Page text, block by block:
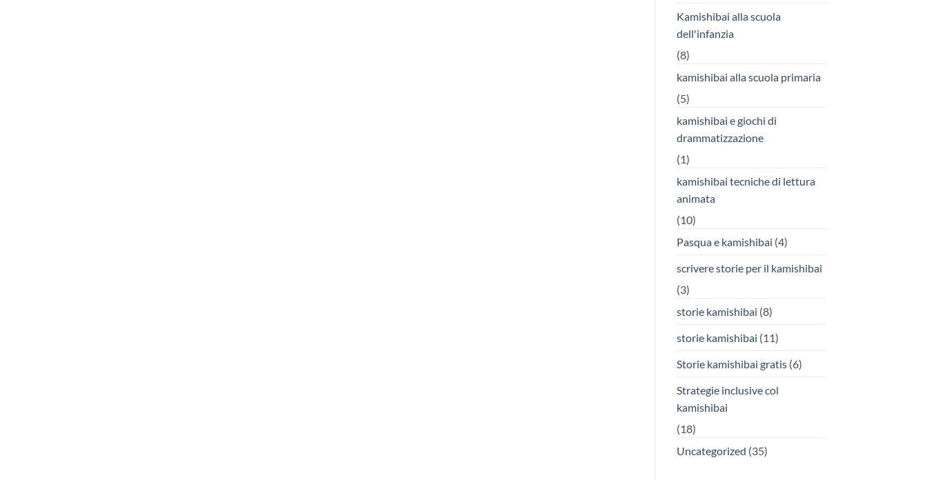
Kamishibai alla scuola
dell'infanzia
(8)
kamishibai alla scuola primaria
(5)
kamishibai e giochi di
drammatizzazione
(1)
kamishibai tecniche di lettura
animata
(10)
Pasqua e kamishibai (4)
scrivere storie per il kamishibai
(3)
storie kamishibai (8)
storie kamishibai (11)
Storie kamishibai gratis(6)
Strategie inclusive col
kamishibai
(18)
Uncategorized (35)